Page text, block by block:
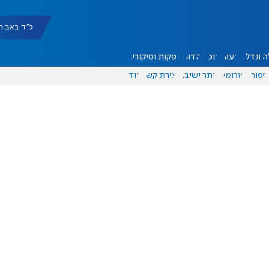
כ"ד באב תשפ"ו
ונדל"ן דעות אוכל יהדות הפקות וסיקורים
ספורט פורומים אתר ישיבה יצירת קשר עוד